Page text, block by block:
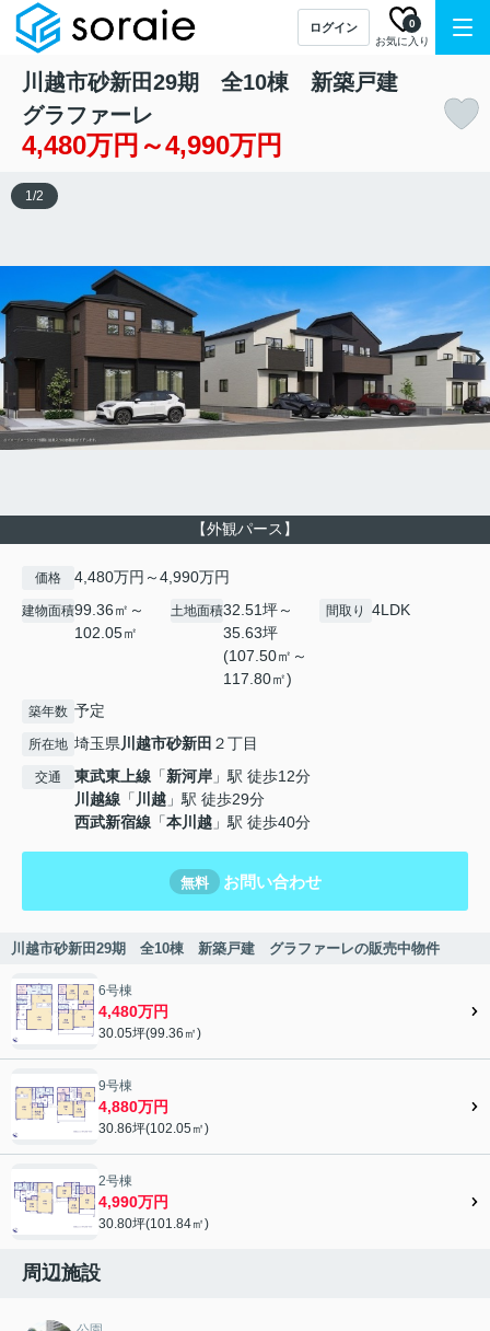
ログイン
お気に入り
0
川越市砂新田29期 全10棟 新築戸建
グラファーレ
4,480万円～4,990万円
【外観パース】
1/2
価格 4,480万円～4,990万円
建物面積99.36㎡～
102.05㎡
土地面積32.51坪～
35.63坪
(107.50㎡～
117.80㎡)
間取り 4LDK
築年数 予定
所在地 埼玉県川越市砂新田 ２丁目
交通 東武東上線 「新河岸 」駅 徒歩12分
川越線 「 川越 」駅 徒歩29分
西武新宿線 「本川越 」駅 徒歩40分
無料 お問い合わせ
川越市砂新田29期 全10棟 新築戸建 グラファーレの販売中物件
6号棟
4,480万円
30.05坪(99.36㎡)
9号棟
4,880万円
30.86坪(102.05㎡)
2号棟
4,990万円
30.80坪(101.84㎡)
周辺施設